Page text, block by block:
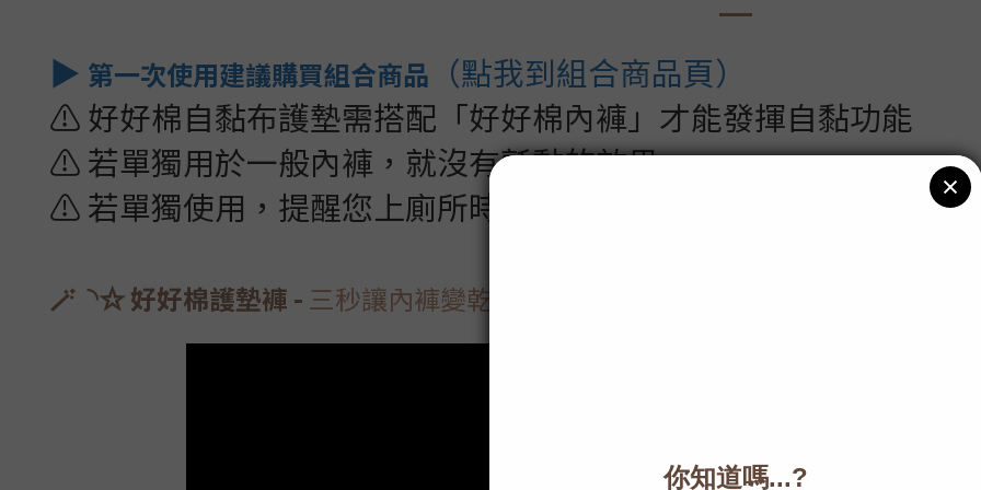
▶︎ 第一次使用建議購買組合商品 （點我到組合商品頁）
⚠️ 好好棉自黏布護墊需搭配「好好棉內褲」才能發揮自黏功能
⚠️若單獨用於一般內褲，就沒有氈黏的效果。
⚠️若單獨使用，提醒您上廁所時：有可能會舒服到忘記它的存在
🪄︎︎◝✩好好棉護墊褲 - 三秒讓內褲變乾淨！